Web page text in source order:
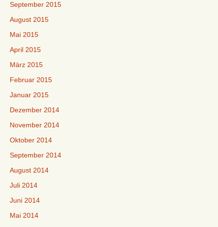
September 2015
August 2015
Mai 2015
April 2015
März 2015
Februar 2015
Januar 2015
Dezember 2014
November 2014
Oktober 2014
September 2014
August 2014
Juli 2014
Juni 2014
Mai 2014